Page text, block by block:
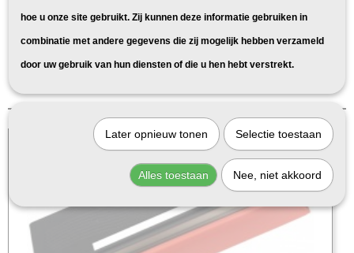
L6450DW:
Sorteer op:
hoe u onze site gebruikt. Zij kunnen deze informatie gebruiken in
combinatie met andere gegevens die zij mogelijk hebben verzameld
door uw gebruik van hun diensten of die u hen hebt verstrekt.
Later opnieuw tonen Selectie toestaan
Alles toestaan Nee, niet akkoord